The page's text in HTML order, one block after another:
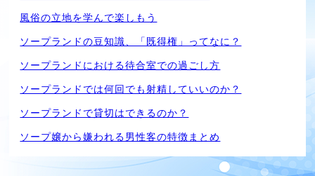
風俗の立地を学んで楽しもう
ソープランドの豆知識、「既得権」ってなに？
ソープランドにおける待合室での過ごし方
ソープランドでは何回でも射精していいのか？
ソープランドで貸切はできるのか？
ソープ嬢から嫌われる男性客の特徴まとめ